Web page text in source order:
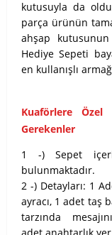
kutusuyla da
parça ürünün
ahşap
Hediye Sepeti
en kullanışlı
Kuaförlere Özel
Gerekenler
1 -) Sepet
bulunmaktadır.
2 -) Detayları: 1
ayracı, 1 adet taş
tarzında